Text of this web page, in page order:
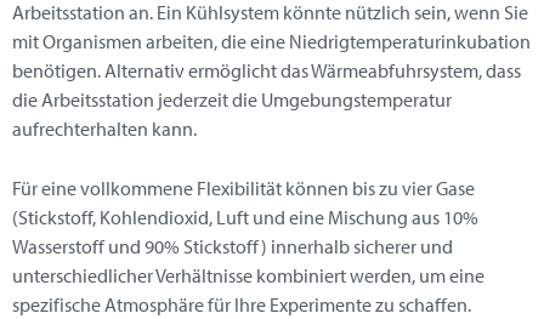
Arbeitsstation an. Ein Kühlsystem könnte nützlich sein, wenn Sie
mit Organismen arbeiten, die eine Niedrigtemperaturinkubation
benötigen. Alternativ ermöglicht das Wärmeabfuhrsystem, dass
die Arbeitsstation jederzeit die Umgebungstemperatur
aufrechterhalten kann.
Für eine vollkommene Flexibilität können bis zu vier Gase
(Stickstoff, Kohlendioxid, Luft und eine Mischung aus 10%
Wasserstoff und 90% Stickstoff) innerhalb sicherer und
unterschiedlicher Verhältnisse kombiniert werden, um eine
spezifische Atmosphäre für Ihre Experimente zu schaffen.